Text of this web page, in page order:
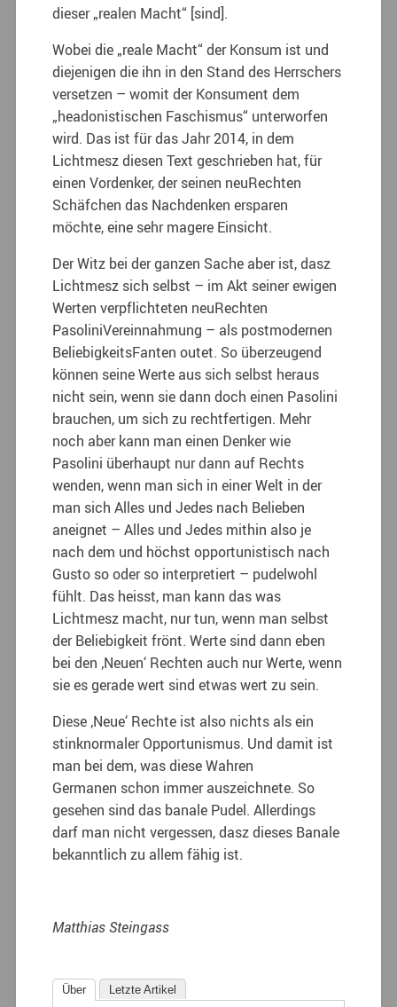
dieser „realen Macht“ [sind].
Wobei die „reale Macht“ der Konsum ist und
diejenigen die ihn in den Stand des Herrschers
versetzen – womit der Konsument dem
„headonistischen Faschismus“ unterworfen
wird. Das ist für das Jahr 2014, in dem
Lichtmesz diesen Text geschrieben hat, für
einen Vordenker, der seinen neuRechten
Schäfchen das Nachdenken ersparen
möchte, eine sehr magere Einsicht.
Der Witz bei der ganzen Sache aber ist, dasz
Lichtmesz sich selbst – im Akt seiner ewigen
Werten verpflichteten neuRechten
PasoliniVereinnahmung – als postmodernen
BeliebigkeitsFanten outet. So überzeugend
können seine Werte aus sich selbst heraus
nicht sein, wenn sie dann doch einen Pasolini
brauchen, um sich zu rechtfertigen. Mehr
noch aber kann man einen Denker wie
Pasolini überhaupt nur dann auf Rechts
wenden, wenn man sich in einer Welt in der
man sich Alles und Jedes nach Belieben
aneignet – Alles und Jedes mithin also je
nach dem und höchst opportunistisch nach
Gusto so oder so interpretiert – pudelwohl
fühlt. Das heisst, man kann das was
Lichtmesz macht, nur tun, wenn man selbst
der Beliebigkeit frönt. Werte sind dann eben
bei den ‚Neuen‘ Rechten auch nur Werte, wenn
sie es gerade wert sind etwas wert zu sein.
Diese ‚Neue‘ Rechte ist also nichts als ein
stinknormaler Opportunismus. Und damit ist
man bei dem, was diese Wahren
Germanen schon immer auszeichnete. So
gesehen sind das banale Pudel. Allerdings
darf man nicht vergessen, dasz dieses Banale
bekanntlich zu allem fähig ist.
Matthias Steingass
Über Letzte Artikel